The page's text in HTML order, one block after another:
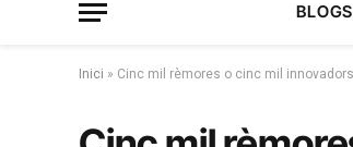
BLOGS
Inici » Cinc mil rèmores o cinc mil